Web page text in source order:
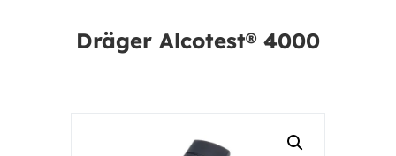
Dräger Alcotest® 4000